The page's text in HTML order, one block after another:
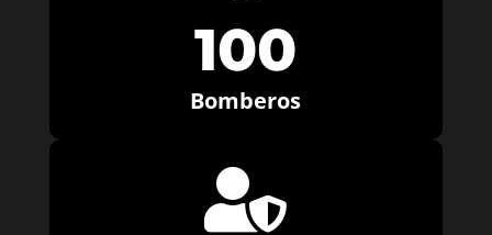
100
Bomberos
